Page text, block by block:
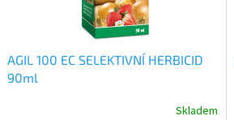
AGIL 100 EC SELEKTIVNÍ HERBICID
90ml
Skladem